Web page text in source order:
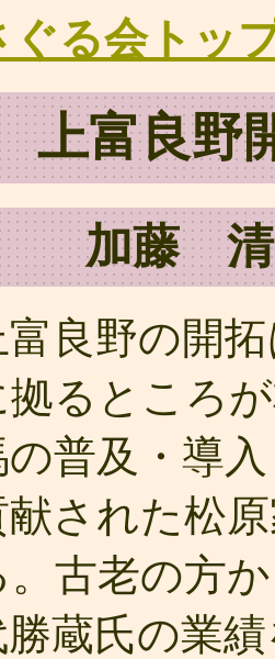
ぐる会トッ
上富良野
加藤 清
富良野の開
拠るところ
の普及・導
された松
古老の方
蔵氏の業